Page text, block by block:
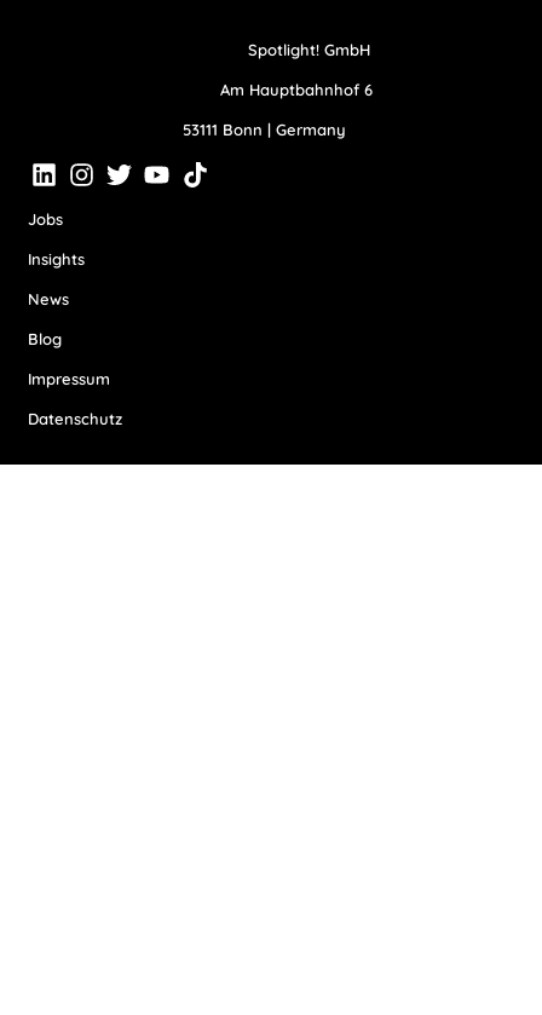
Spotlight! GmbH
Am Hauptbahnhof 6
53111 Bonn | Germany
Jobs
Insights
News
Blog
Impressum
Datenschutz